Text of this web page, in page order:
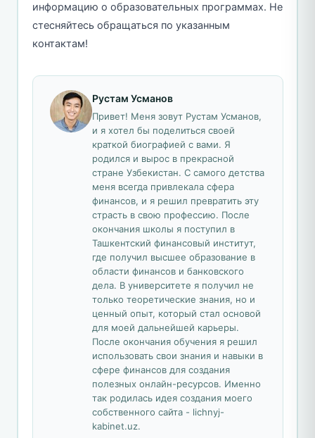
информацию о образовательных программах. Не
стесняйтесь обращаться по указанным
контактам!
Рустам Усманов
Привет! Меня зовут Рустам Усманов,
и я хотел бы поделиться своей
краткой биографией с вами. Я
родился и вырос в прекрасной
стране Узбекистан. С самого детства
меня всегда привлекала сфера
финансов, и я решил превратить эту
страсть в свою профессию. После
окончания школы я поступил в
Ташкентский финансовый институт,
где получил высшее образование в
области финансов и банковского
дела. В университете я получил не
только теоретические знания, но и
ценный опыт, который стал основой
для моей дальнейшей карьеры.
После окончания обучения я решил
использовать свои знания и навыки в
сфере финансов для создания
полезных онлайн-ресурсов. Именно
так родилась идея создания моего
собственного сайта - lichnyj-
kabinet.uz.